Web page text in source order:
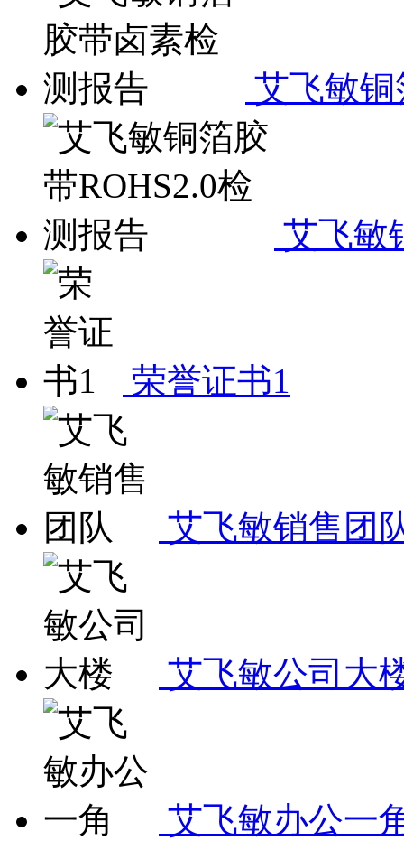
艾飞敏
艾飞敏
荣誉证书1
艾飞敏销售团
艾飞敏公司大
艾飞敏办公一